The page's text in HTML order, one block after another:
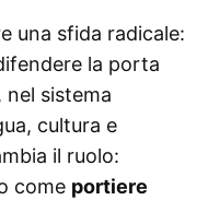
una sfida radicale:
la porta
nel sistema
cultura e
il ruolo:
come portiere